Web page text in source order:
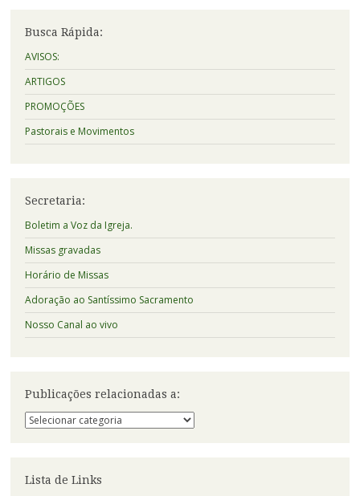
Busca Rápida:
AVISOS:
ARTIGOS
PROMOÇÕES
Pastorais e Movimentos
Secretaria:
Boletim a Voz da Igreja.
Missas gravadas
Horário de Missas
Adoração ao Santíssimo Sacramento
Nosso Canal ao vivo
Publicações relacionadas a:
Publicações
relacionadas
Lista de Links